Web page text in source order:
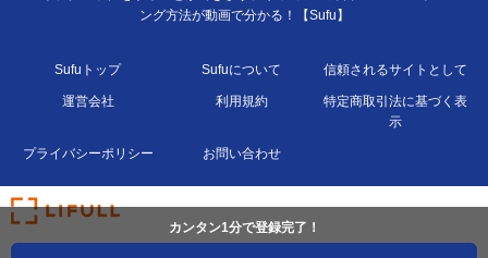
カンタン1分で登録完了！
ング方法が動画で分かる！【Sufu】
Sufuトップ Sufuについて 信頼されるサイトとして
運営会社 利用規約
特定商取引法に基づく表
示
プライバシーポリシー お問い合わせ